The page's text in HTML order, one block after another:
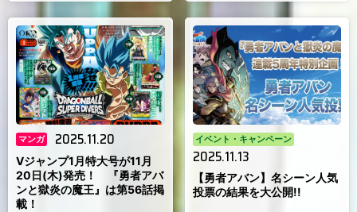
マンガ 2025.11.20
Vジャンプ1月特大号が11月
20日(木)発売！ 『勇者アバ
ンと獄炎の魔王』は第56話掲
載！
イベント・キャンペーン
2025.11.13
【勇者アバン】名シーン人気
投票の結果を大公開!!